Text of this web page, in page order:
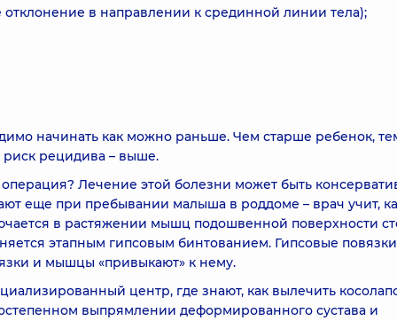
в направлении к срединной линии тела);
начинать как можно раньше. Чем старше ребенок,
рецидива – выше.
Лечение этой болезни может быть
еще при пребывании малыша в роддоме – врач учит,
в растяжении мышц подошвенной поверхности
этапным гипсовым бинтованием. Гипсовые повязки
и мышцы «привыкают» к нему.
центр, где знают, как вылечить
выпрямлении деформированного сустава и